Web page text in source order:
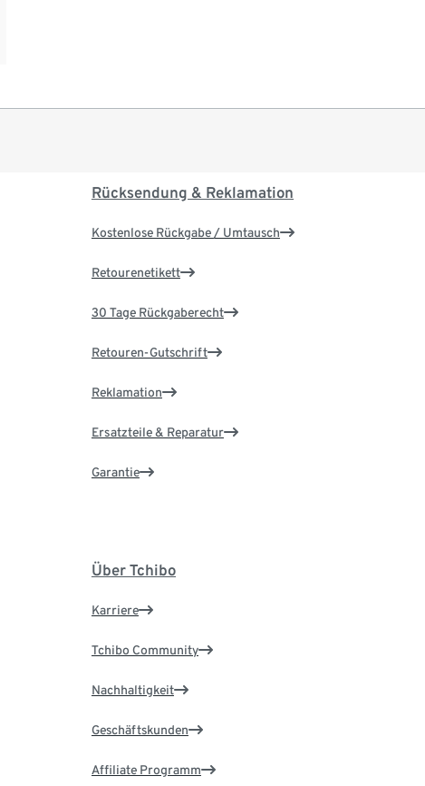
Rücksendung & Reklamation
Kostenlose Rückgabe / Umtausch
Retourenetikett
30 Tage Rückgaberecht
Retouren-Gutschrift
Reklamation
Ersatzteile & Reparatur
Garantie
Über Tchibo
Karriere
Tchibo Community
Nachhaltigkeit
Geschäftskunden
Affiliate Programm